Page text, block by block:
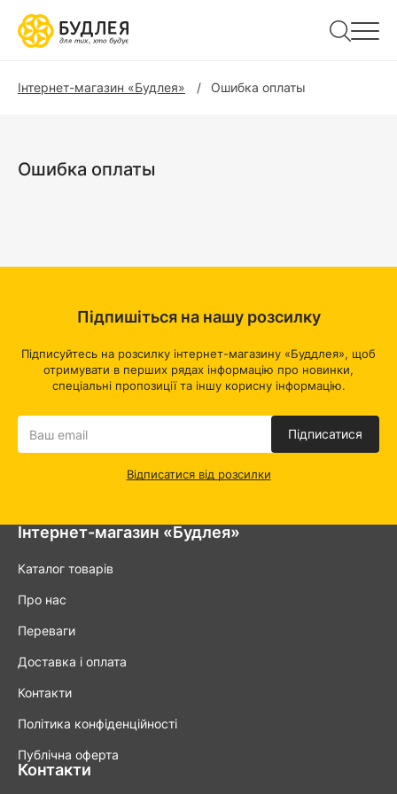
Інтернет-магазин «Будлея» Ошибка оплаты
Ошибка оплаты
Інтернет-магазин «Будлея»
Каталог товарів
Про нас
Переваги
Доставка і оплата
Контакти
Політика конфіденційності
Публічна оферта
Контакти
Підпишіться на нашу розсилку
Підписуйтесь на розсилку інтернет-магазину «Буддлея», щоб
отримувати в перших рядах інформацію про новинки,
спеціальні пропозиції та іншу корисну інформацію.
Підписатися
Відписатися від розсилки